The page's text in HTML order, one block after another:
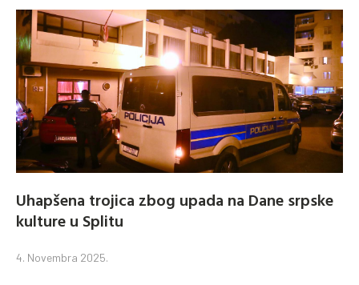
Uhapšena trojica zbog upada na Dane srpske
kulture u Splitu
4. Novembra 2025.